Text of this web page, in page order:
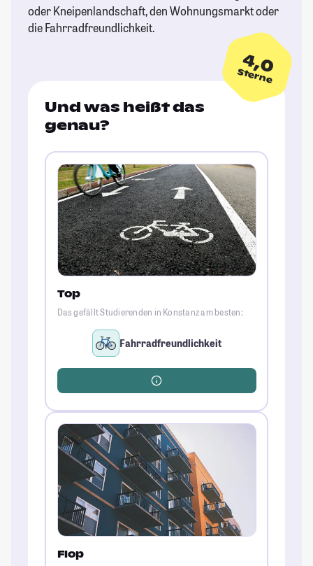
oder Kneipenlandschaft, den Wohnungsmarkt oder
die Fahrradfreundlichkeit.
4,0
Sterne
Und was heißt das
genau?
Top
Das gefällt Studierenden in Konstanz am besten:
Fahrradfreundlichkeit
Flop